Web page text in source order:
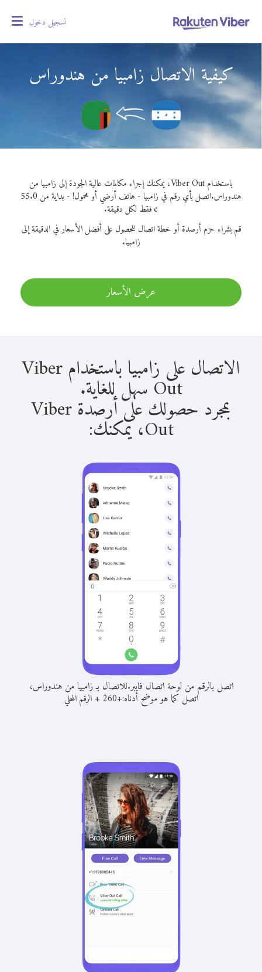
تسجيل دخول
كيفية الاتصال زامبيا من هندوراس
باستخدام Viber Out، يمكنك إجراء مكالمات عالية الجودة إلى زامبيا من
هندوراس.
اتصل بأي رقم في زامبيا - هاتف أرضي أو محمول! - بداية من 55.0
¢ فقط لكل دقيقة.
قم بشراء حزم أرصدة أو خطة اتصال للحصول على أفضل الأسعار في الدقيقة إلى
زامبيا.
عرض الأسعار
الاتصال على زامبيا باستخدام Viber
Out سهل للغاية.
بمجرد حصولك على أرصدة Viber
Out، يمكنك:
اتصل بالرقم من لوحة اتصال فايبر.للاتصال بـ زامبيا من هندوراس،
اتصل كما هو موضح أدناه:+
260
+الرقم المحلي